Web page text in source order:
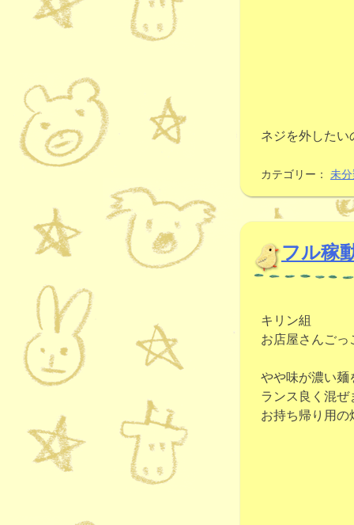
ネジを外したい
カテゴリー： 未
フル稼
キリン組
お店屋さんご
やや味が濃い麺
ランス良く混ぜ
お持ち帰り用